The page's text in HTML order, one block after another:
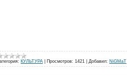
КУЛЬТУРА Просмотров: 1421 Добавил: NiGMaT